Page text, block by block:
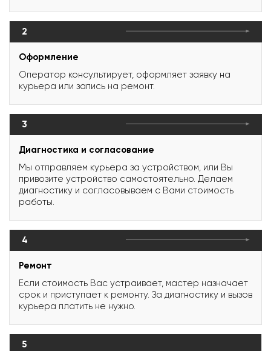
2
Оформление
Оператор консультирует, оформляет заявку на
курьера или запись на ремонт.
3
Диагностика и согласование
Мы отправляем курьера за устройством, или Вы
привозите устройство самостоятельно. Делаем
диагностику и согласовываем с Вами стоимость
работы.
4
Ремонт
Если стоимость Вас устраивает, мастер назначает
срок и приступает к ремонту. За диагностику и вызов
курьера платить не нужно.
5